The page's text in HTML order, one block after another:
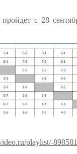
с 28
playlist/-